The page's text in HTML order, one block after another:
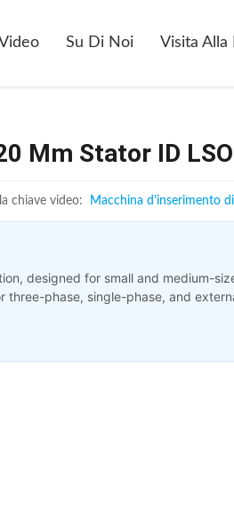
Su Di Noi Visita Alla
Mm Stator ID
chiave video: Macchina d'inserimento
designed for small and medium-
phase, single-phase, and